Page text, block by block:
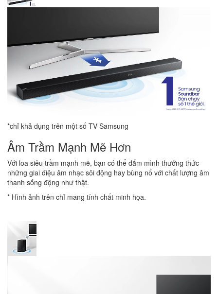
*chỉ khả dụng trên một số TV Samsung
Âm Trầm Mạnh Mẽ Hơn
Với loa siêu trầm mạnh mẽ, bạn có thể đắm mình thưởng thức
những giai điệu âm nhạc sôi động hay bùng nổ với chất lượng âm
thanh sống động như thật.
* Hình ảnh trên chỉ mang tính chất minh họa.